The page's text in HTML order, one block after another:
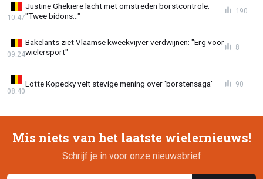
Justine Ghekiere lacht met omstreden borstcontrole:
"Twee bidons..."
10:47
190
Bakelants ziet Vlaamse kweekvijver verdwijnen: "Erg voor
wielersport"
09:24
8
Lotte Kopecky velt stevige mening over 'borstensaga'
08:40
90
Mis niets van het laatste wielernieuws!
Schrijf je in voor onze nieuwsbrief